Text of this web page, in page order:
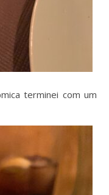
terminei com um